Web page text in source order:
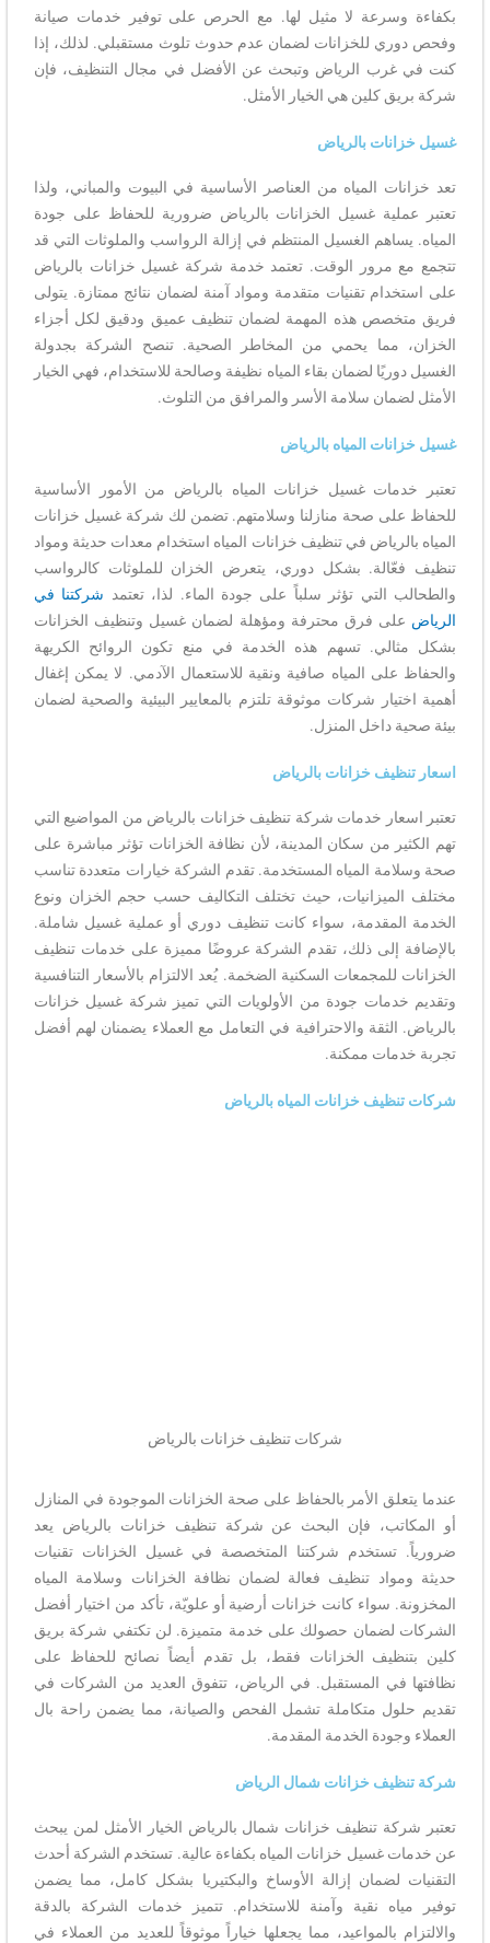
بكفاءة وسرعة لا مثيل لها. مع الحرص على توفير خدمات صيانة
وفحص دوري للخزانات لضمان عدم حدوث تلوث مستقبلي. لذلك، إذا
كنت في غرب الرياض وتبحث عن الأفضل في مجال التنظيف، فإن
شركة بريق كلين هي الخيار الأمثل.
غسيل خزانات بالرياض
تعد خزانات المياه من العناصر الأساسية في البيوت والمباني، ولذا
تعتبر عملية غسيل الخزانات بالرياض ضرورية للحفاظ على جودة
المياه. يساهم الغسيل المنتظم في إزالة الرواسب والملوثات التي قد
تتجمع مع مرور الوقت. تعتمد خدمة شركة غسيل خزانات بالرياض
على استخدام تقنيات متقدمة ومواد آمنة لضمان نتائج ممتازة. يتولى
فريق متخصص هذه المهمة لضمان تنظيف عميق ودقيق لكل أجزاء
الخزان، مما يحمي من المخاطر الصحية. تنصح الشركة بجدولة
الغسيل دوريًا لضمان بقاء المياه نظيفة وصالحة للاستخدام، فهي الخيار
الأمثل لضمان سلامة الأسر والمرافق من التلوث.
غسيل خزانات المياه بالرياض
تعتبر خدمات غسيل خزانات المياه بالرياض من الأمور الأساسية
للحفاظ على صحة منازلنا وسلامتهم. تضمن لك شركة غسيل خزانات
المياه بالرياض في تنظيف خزانات المياه استخدام معدات حديثة ومواد
تنظيف فعّالة. بشكل دوري، يتعرض الخزان للملوثات كالرواسب
والطحالب التي تؤثر سلباً على جودة الماء. لذا، تعتمد شركتنا في
الرياض على فرق محترفة ومؤهلة لضمان غسيل وتنظيف الخزانات
بشكل مثالي. تسهم هذه الخدمة في منع تكون الروائح الكريهة
والحفاظ على المياه صافية ونقية للاستعمال الآدمي. لا يمكن إغفال
أهمية اختيار شركات موثوقة تلتزم بالمعايير البيئية والصحية لضمان
بيئة صحية داخل المنزل.
اسعار تنظيف خزانات بالرياض
تعتبر اسعار خدمات شركة تنظيف خزانات بالرياض من المواضيع التي
تهم الكثير من سكان المدينة، لأن نظافة الخزانات تؤثر مباشرة على
صحة وسلامة المياه المستخدمة. تقدم الشركة خيارات متعددة تناسب
مختلف الميزانيات، حيث تختلف التكاليف حسب حجم الخزان ونوع
الخدمة المقدمة، سواء كانت تنظيف دوري أو عملية غسيل شاملة.
بالإضافة إلى ذلك، تقدم الشركة عروضًا مميزة على خدمات تنظيف
الخزانات للمجمعات السكنية الضخمة. يُعد الالتزام بالأسعار التنافسية
وتقديم خدمات جودة من الأولويات التي تميز شركة غسيل خزانات
بالرياض. الثقة والاحترافية في التعامل مع العملاء يضمنان لهم أفضل
تجربة خدمات ممكنة.
شركات تنظيف خزانات المياه بالرياض
شركات تنظيف خزانات بالرياض
عندما يتعلق الأمر بالحفاظ على صحة الخزانات الموجودة في المنازل
أو المكاتب، فإن البحث عن شركة تنظيف خزانات بالرياض يعد
ضرورياً. تستخدم شركتنا المتخصصة في غسيل الخزانات تقنيات
حديثة ومواد تنظيف فعالة لضمان نظافة الخزانات وسلامة المياه
المخزونة. سواء كانت خزانات أرضية أو علويّة، تأكد من اختيار أفضل
الشركات لضمان حصولك على خدمة متميزة. لن تكتفي شركة بريق
كلين بتنظيف الخزانات فقط، بل تقدم أيضاً نصائح للحفاظ على
نظافتها في المستقبل. في الرياض، تتفوق العديد من الشركات في
تقديم حلول متكاملة تشمل الفحص والصيانة، مما يضمن راحة بال
العملاء وجودة الخدمة المقدمة.
شركة تنظيف خزانات شمال الرياض
تعتبر شركة تنظيف خزانات شمال بالرياض الخيار الأمثل لمن يبحث
عن خدمات غسيل خزانات المياه بكفاءة عالية. تستخدم الشركة أحدث
التقنيات لضمان إزالة الأوساخ والبكتيريا بشكل كامل، مما يضمن
توفير مياه نقية وآمنة للاستخدام. تتميز خدمات الشركة بالدقة
والالتزام بالمواعيد، مما يجعلها خياراً موثوقاً للعديد من العملاء في